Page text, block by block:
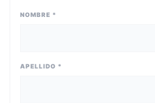
NOMBRE *
APELLIDO *